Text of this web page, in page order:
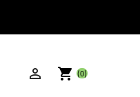
 shopping_cart (0)